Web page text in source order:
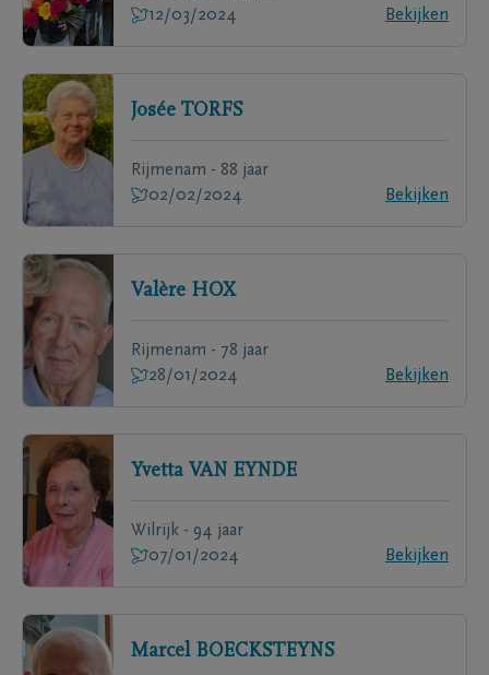
12/03/2024
Bekijken
Josée TORFS
Rijmenam - 88 jaar
02/02/2024
Bekijken
Valère HOX
Rijmenam - 78 jaar
28/01/2024
Bekijken
Yvetta VAN EYNDE
Wilrijk - 94 jaar
07/01/2024
Bekijken
Marcel BOECKSTEYNS